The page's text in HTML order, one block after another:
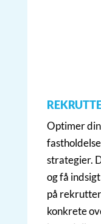
Optimer
strategier.
og få
på
konkrete